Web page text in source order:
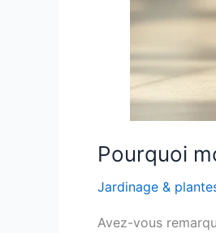
Pourquoi
Jardinage &
Avez-vous